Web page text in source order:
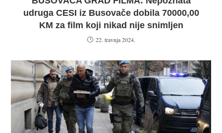
udruga CESI iz Busovače dobila 70000,00
KM za film koji nikad nije snimljen
22. travnja 2024.